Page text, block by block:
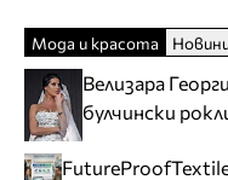
Мода и красота
Велизара
булчински